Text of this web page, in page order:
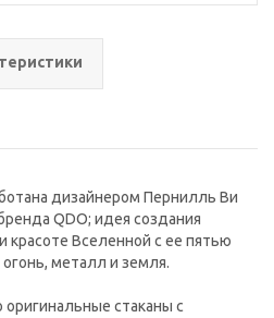
дизайнером Пернилль Ви
QDO; идея создания
красоте Вселенной с ее пятью
металл и земля.
стаканы с